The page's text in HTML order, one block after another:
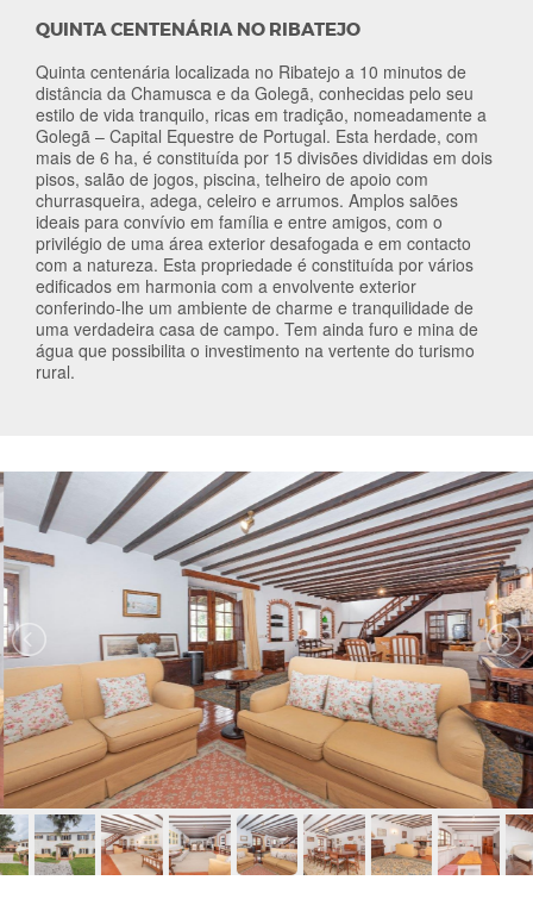
QUINTA CENTENÁRIA NO RIBATEJO
Quinta centenária localizada no Ribatejo a 10 minutos de
distância da Chamusca e da Golegã, conhecidas pelo seu
estilo de vida tranquilo, ricas em tradição, nomeadamente a
Golegã – Capital Equestre de Portugal. Esta herdade, com
mais de 6 ha, é constituída por 15 divisões divididas em dois
pisos, salão de jogos, piscina, telheiro de apoio com
churrasqueira, adega, celeiro e arrumos. Amplos salões
ideais para convívio em família e entre amigos, com o
privilégio de uma área exterior desafogada e em contacto
com a natureza. Esta propriedade é constituída por vários
edificados em harmonia com a envolvente exterior
conferindo-lhe um ambiente de charme e tranquilidade de
uma verdadeira casa de campo. Tem ainda furo e mina de
água que possibilita o investimento na vertente do turismo
rural.